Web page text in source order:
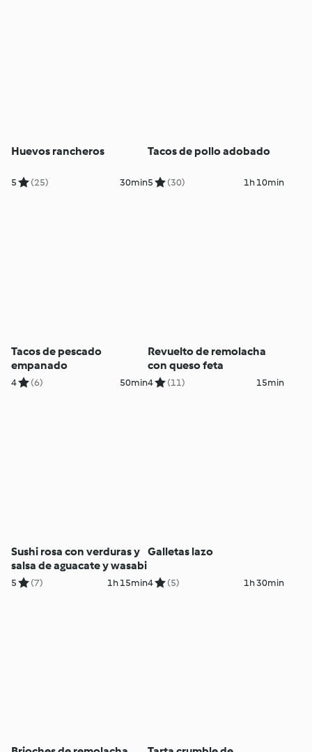
Huevos rancheros
5 (25) 30min
Tacos de pollo adobado
5 (30) 1h 10min
Tacos de pescado
empanado
4 (6) 50min
Revuelto de remolacha
con queso feta
4 (11) 15min
Sushi rosa con verduras y
salsa de aguacate y wasabi
5 (7) 1h 15min
Galletas lazo
4 (5) 1h 30min